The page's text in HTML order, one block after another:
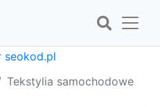
Tekstylia samochodowe